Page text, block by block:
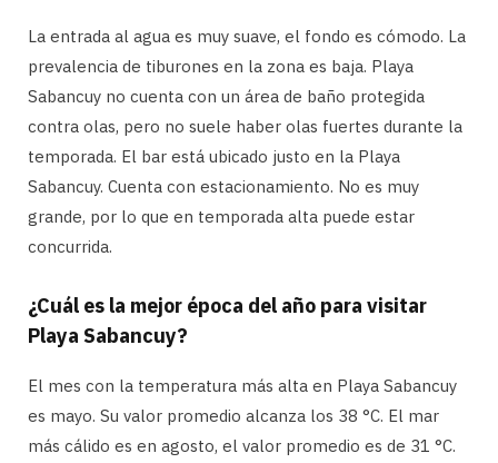
La entrada al agua es muy suave, el fondo es cómodo. La
prevalencia de tiburones en la zona es baja. Playa
Sabancuy no cuenta con un área de baño protegida
contra olas, pero no suele haber olas fuertes durante la
temporada. El bar está ubicado justo en la Playa
Sabancuy. Cuenta con estacionamiento. No es muy
grande, por lo que en temporada alta puede estar
concurrida.
¿Cuál es la mejor época del año para visitar
Playa Sabancuy?
El mes con la temperatura más alta en Playa Sabancuy
es mayo. Su valor promedio alcanza los 38 °C. El mar
más cálido es en agosto, el valor promedio es de 31 °C.